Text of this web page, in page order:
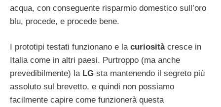
acqua, con conseguente risparmio domestico sull’oro
blu, procede, e procede bene.
I prototipi testati funzionano e la curiositàcresce in
Italia come in altri paesi. Purtroppo (ma anche
prevedibilmente) la LG sta mantenendo il segreto più
assoluto sul brevetto, e quindi non possiamo
facilmente capire come funzionerà questa